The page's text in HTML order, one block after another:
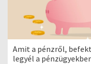
Amit a pénzről,
legyél a